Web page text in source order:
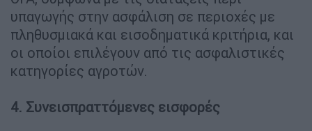
υπαγωγής στην ασφάλιση σε περιοχές με
πληθυσμιακά και εισοδηματικά κριτήρια, και
οι οποίοι επιλέγουν από τις ασφαλιστικές
κατηγορίες αγροτών.
4. Συνεισπραττόμενες εισφορές